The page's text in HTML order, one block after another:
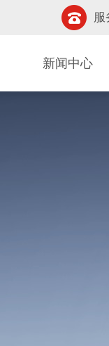
服
新闻中心